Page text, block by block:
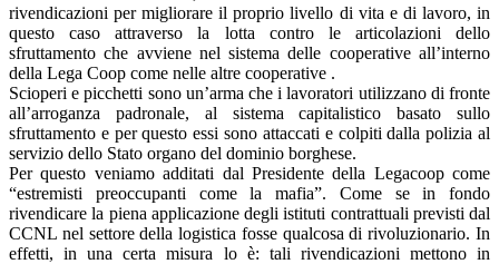
rivendicazioni per migliorare il proprio livello di vita e di lavoro, in
questo caso attraverso la lotta contro le articolazioni dello
sfruttamento che avviene nel sistema delle cooperative all’interno
della Lega Coop come nelle altre cooperative .
Scioperi e picchetti sono un’arma che i lavoratori utilizzano di fronte
all’arroganza padronale, al sistema capitalistico basato sullo
sfruttamento e per questo essi sono attaccati e colpiti dalla polizia al
servizio dello Stato organo del dominio borghese.
Per questo veniamo additati dal Presidente della Legacoop come
“estremisti preoccupanti come la mafia”. Come se in fondo
rivendicare la piena applicazione degli istituti contrattuali previsti dal
CCNL nel settore della logistica fosse qualcosa di rivoluzionario. In
effetti, in una certa misura lo è: tali rivendicazioni mettono in